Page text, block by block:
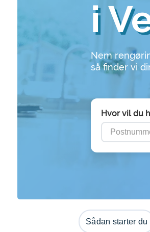
i
Nem
så finder vi
Hvor vil du
Sådan starter du